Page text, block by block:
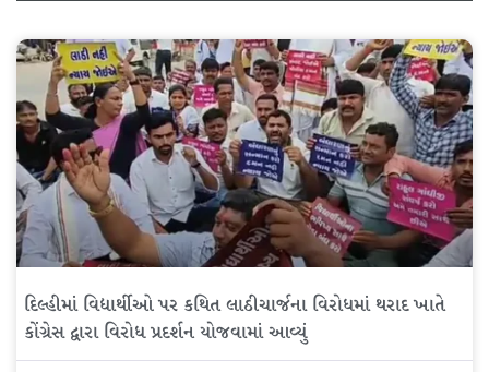
દિલ્હીમાં વિદ્યાર્થીઓ પર કથિત લાઠીચાર્જના વિરોધમાં થરાદ ખાતે
કોંગ્રેસ દ્વારા વિરોધ પ્રદર્શન યોજવામાં આવ્યું